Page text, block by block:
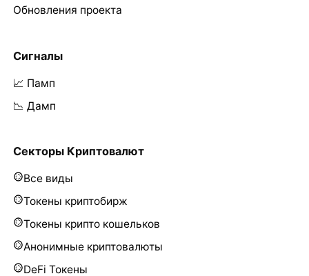
Обновления проекта
Сигналы
📈 Памп
📉 Дамп
Секторы Криптовалют
Все виды
Токены криптобирж
Токены крипто кошельков
Анонимные криптовалюты
DeFi Токены